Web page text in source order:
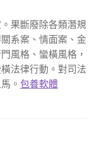
果斷廢除各類潛規
系案、情面案、金
風格、蠻橫風格，
法律行動。對司法
。 包養軟體